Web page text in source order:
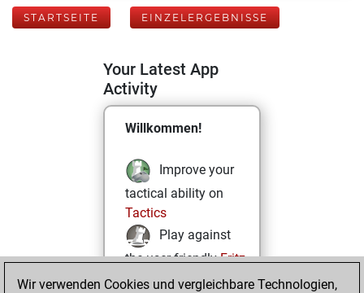
STARTSEITE EINZELERGEBNISSE
Your Latest App
Activity
Willkommen!
Improve your
tactical ability on
Tactics
Play against
the user friendlyFritz
Test and
Wir verwenden Cookies und vergleichbare Technologien,